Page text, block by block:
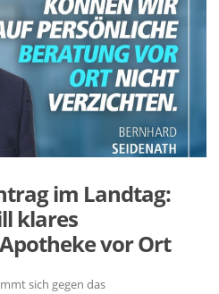
im Landtag:
klares
vor Ort
sich gegen das